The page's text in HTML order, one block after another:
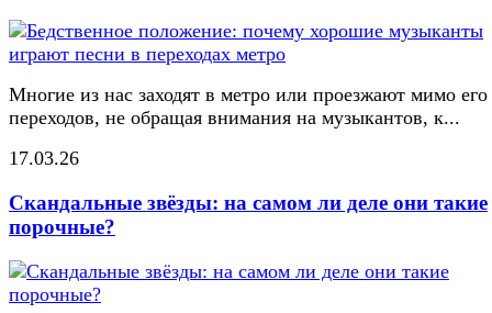
Многие из нас заходят в метро или проезжают мимо его
переходов, не обращая внимания на музыкантов, к...
17.03.26
Скандальные звёзды: на самом ли деле они такие
порочные?